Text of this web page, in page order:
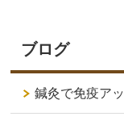
ブログ
鍼灸で免疫ア